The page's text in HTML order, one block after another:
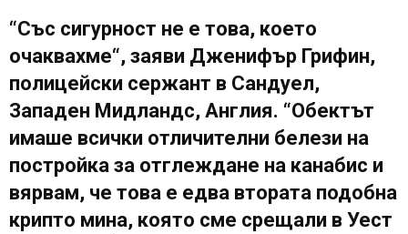
“Със сигурност не е това, което
очаквахме“, заяви Дженифър Грифин,
полицейски сержант в Сандуел,
Западен Мидландс, Англия. “Обектът
имаше всички отличителни белези на
постройка за отглеждане на канабис и
вярвам, че това е едва втората подобна
крипто мина, която сме срещали в Уест